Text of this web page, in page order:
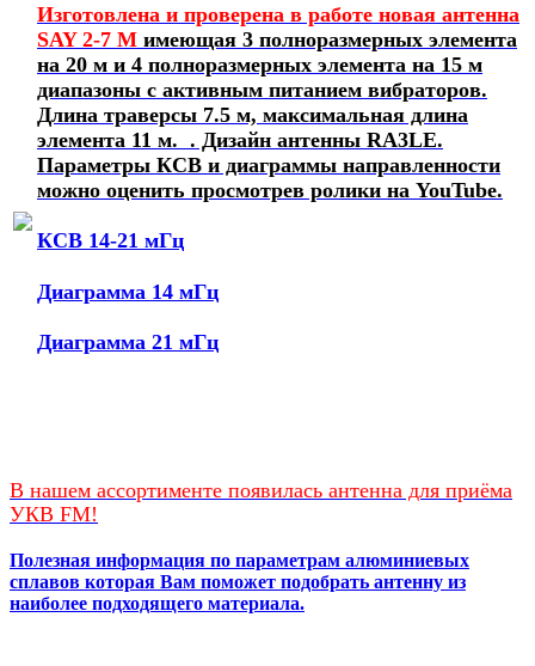
Изготовлена и проверена в работе новая антенна
SAY 2-7 М имеющая 3 полноразмерных элемента
на 20 м и 4 полноразмерных элемента на 15 м
диапазоны с активным питанием вибраторов.
Длина траверсы 7.5 м, максимальная длина
элемента 11 м. . Дизайн антенны RA3LE.
Параметры КСВ и диаграммы направленности
можно оценить просмотрев ролики на YouTube.
КСВ 14-21 мГц
Диаграмма 14 мГц
Диаграмма 21 мГц
В нашем ассортименте появилась антенна для приёма
УКВ FM!
Полезная информация по параметрам алюминиевых
сплавов которая Вам поможет подобрать антенну из
наиболее подходящего материала.